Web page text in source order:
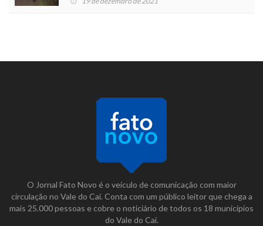
O Jornal Fato Novo é o veículo de comunicação com maior
circulação no Vale do Caí. Conta com um público leitor que chega a
mais 25.000 pessoas e cobre o noticiário de todos os 18 municípios
do Vale do Caí.